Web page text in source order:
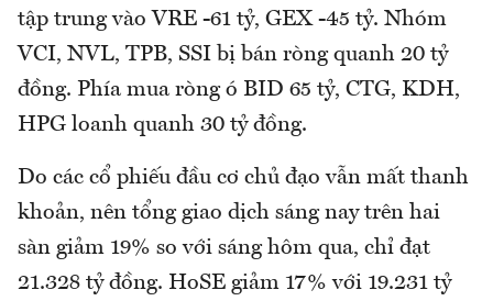
tập trung vào VRE -61 tỷ, GEX -45 tỷ. Nhóm
VCI, NVL, TPB, SSI bị bán ròng quanh 20 tỷ
đồng. Phía mua ròng ó BID 65 tỷ, CTG, KDH,
HPG loanh quanh 30 tỷ đồng.
Do các cổ phiếu đầu cơ chủ đạo vẫn mất thanh
khoản, nên tổng giao dịch sáng nay trên hai
sàn giảm 19% so với sáng hôm qua, chỉ đạt
21.328 tỷ đồng. HoSE giảm 17% với 19.231 tỷ